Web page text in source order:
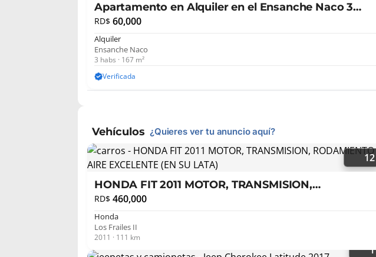
Apartamento en Alquiler en el Ensanche Naco 3
Hab...
RD$ 60,000
Alquiler
Ensanche Naco
3 habs · 167 m²
Verificada
Vehículos ¿Quieres ver tu anuncio aquí?
12
HONDA FIT 2011 MOTOR, TRANSMISION,
RODAMIENTO Y A...
RD$ 460,000
Honda
Los Frailes II
2011 · 111 km
1